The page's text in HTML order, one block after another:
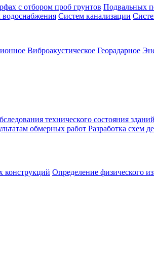
с отбором проб грунтов Подвальных
Систем канализации
Виброакустическое Георадарное
технического состояния
обмерных работ Разработка схем
конструкций Определение физического